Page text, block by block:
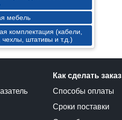
мебель
комплектация (кабели,
чехлы, штативы и т.д.)
Как сделать заказ
Способы оплаты
Сроки поставки